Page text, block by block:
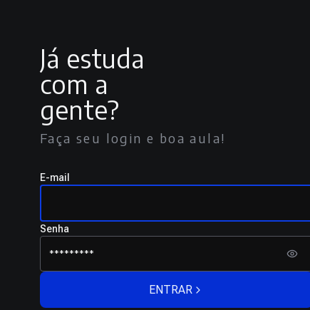
Já estuda
com a
gente?
Faça seu login e boa aula!
E-mail
Senha
ENTRAR